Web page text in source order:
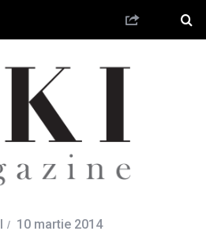
10 martie 2014